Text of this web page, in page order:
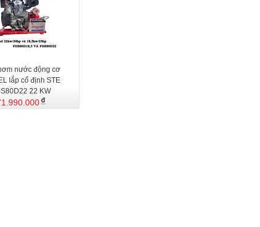
nước động cơ
lắp cố định STE
22 KW